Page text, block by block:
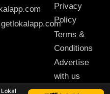
Privacy
Policy
Terms &
Conditions
Advertise
with us
Sitemap